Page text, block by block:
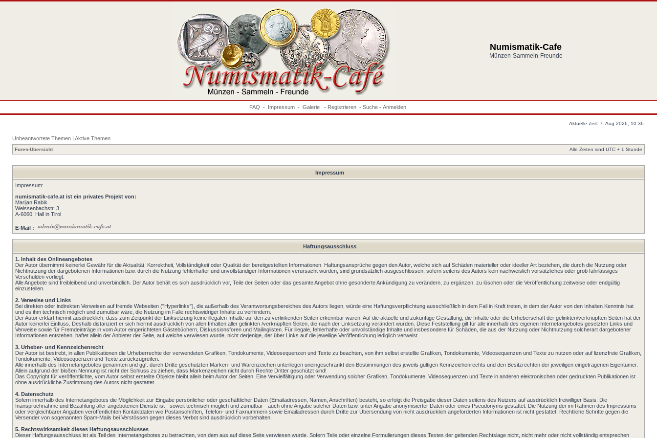
Numismatik-Cafe
Münzen-Sammeln-Freunde
FAQ - Impressum - Galerie - Registrieren - Suche - Anmelden
Aktuelle Zeit: 7. Aug 2026, 10:36
Unbeantwortete Themen | Aktive Themen
Foren-Übersicht Alle Zeiten sind UTC + 1 Stunde
Impressum
Impressum:
numismatik-cafe.at ist ein privates Projekt von:
Marijan Rabik
Weissenbachstr. 3
A-6060, Hall in Tirol
E-Mail :
Haftungsausschluss
1. Inhalt des Onlineangebotes
Der Autor übernimmt keinerlei Gewähr für die Aktualität, Korrektheit, Vollständigkeit oder Qualität der bereitgestellten Informationen. Haftungsansprüche gegen den Autor, welche sich auf Schäden materieller oder ideeller Art beziehen, die durch die Nutzung oder
Nichtnutzung der dargebotenen Informationen bzw. durch die Nutzung fehlerhafter und unvollständiger Informationen verursacht wurden, sind grundsätzlich ausgeschlossen, sofern seitens des Autors kein nachweislich vorsätzliches oder grob fahrlässiges
Verschulden vorliegt.
Alle Angebote sind freibleibend und unverbindlich. Der Autor behält es sich ausdrücklich vor, Teile der Seiten oder das gesamte Angebot ohne gesonderte Ankündigung zu verändern, zu ergänzen, zu löschen oder die Veröffentlichung zeitweise oder endgültig
einzustellen.
2. Verweise und Links
Bei direkten oder indirekten Verweisen auf fremde Webseiten ("Hyperlinks"), die außerhalb des Verantwortungsbereiches des Autors liegen, würde eine Haftungsverpflichtung ausschließlich in dem Fall in Kraft treten, in dem der Autor von den Inhalten Kenntnis hat
und es ihm technisch möglich und zumutbar wäre, die Nutzung im Falle rechtswidriger Inhalte zu verhindern.
Der Autor erklärt hiermit ausdrücklich, dass zum Zeitpunkt der Linksetzung keine illegalen Inhalte auf den zu verlinkenden Seiten erkennbar waren. Auf die aktuelle und zukünftige Gestaltung, die Inhalte oder die Urheberschaft der gelinkten/verknüpften Seiten hat der
Autor keinerlei Einfluss. Deshalb distanziert er sich hiermit ausdrücklich von allen Inhalten aller gelinkten /verknüpften Seiten, die nach der Linksetzung verändert wurden. Diese Feststellung gilt für alle innerhalb des eigenen Internetangebotes gesetzten Links und
Verweise sowie für Fremdeinträge in vom Autor eingerichteten Gästebüchern, Diskussionsforen und Mailinglisten. Für illegale, fehlerhafte oder unvollständige Inhalte und insbesondere für Schäden, die aus der Nutzung oder Nichtnutzung solcherart dargebotener
Informationen entstehen, haftet allein der Anbieter der Seite, auf welche verwiesen wurde, nicht derjenige, der über Links auf die jeweilige Veröffentlichung lediglich verweist.
3. Urheber- und Kennzeichenrecht
Der Autor ist bestrebt, in allen Publikationen die Urheberrechte der verwendeten Grafiken, Tondokumente, Videosequenzen und Texte zu beachten, von ihm selbst erstellte Grafiken, Tondokumente, Videosequenzen und Texte zu nutzen oder auf lizenzfreie Grafiken,
Tondokumente, Videosequenzen und Texte zurückzugreifen.
Alle innerhalb des Internetangebotes genannten und ggf. durch Dritte geschützten Marken- und Warenzeichen unterliegen uneingeschränkt den Bestimmungen des jeweils gültigen Kennzeichenrechts und den Besitzrechten der jeweiligen eingetragenen Eigentümer.
Allein aufgrund der bloßen Nennung ist nicht der Schluss zu ziehen, dass Markenzeichen nicht durch Rechte Dritter geschützt sind!
Das Copyright für veröffentlichte, vom Autor selbst erstellte Objekte bleibt allein beim Autor der Seiten. Eine Vervielfältigung oder Verwendung solcher Grafiken, Tondokumente, Videosequenzen und Texte in anderen elektronischen oder gedruckten Publikationen ist
ohne ausdrückliche Zustimmung des Autors nicht gestattet.
4. Datenschutz
Sofern innerhalb des Internetangebotes die Möglichkeit zur Eingabe persönlicher oder geschäftlicher Daten (Emailadressen, Namen, Anschriften) besteht, so erfolgt die Preisgabe dieser Daten seitens des Nutzers auf ausdrücklich freiwilliger Basis. Die
Inanspruchnahme und Bezahlung aller angebotenen Dienste ist - soweit technisch möglich und zumutbar - auch ohne Angabe solcher Daten bzw. unter Angabe anonymisierter Daten oder eines Pseudonyms gestattet. Die Nutzung der im Rahmen des Impressums
oder vergleichbarer Angaben veröffentlichten Kontaktdaten wie Postanschriften, Telefon- und Faxnummern sowie Emailadressen durch Dritte zur Übersendung von nicht ausdrücklich angeforderten Informationen ist nicht gestattet. Rechtliche Schritte gegen die
Versender von sogenannten Spam-Mails bei Verstössen gegen dieses Verbot sind ausdrücklich vorbehalten.
5. Rechtswirksamkeit dieses Haftungsausschlusses
Dieser Haftungsausschluss ist als Teil des Internetangebotes zu betrachten, von dem aus auf diese Seite verwiesen wurde. Sofern Teile oder einzelne Formulierungen dieses Textes der geltenden Rechtslage nicht, nicht mehr oder nicht vollständig entsprechen